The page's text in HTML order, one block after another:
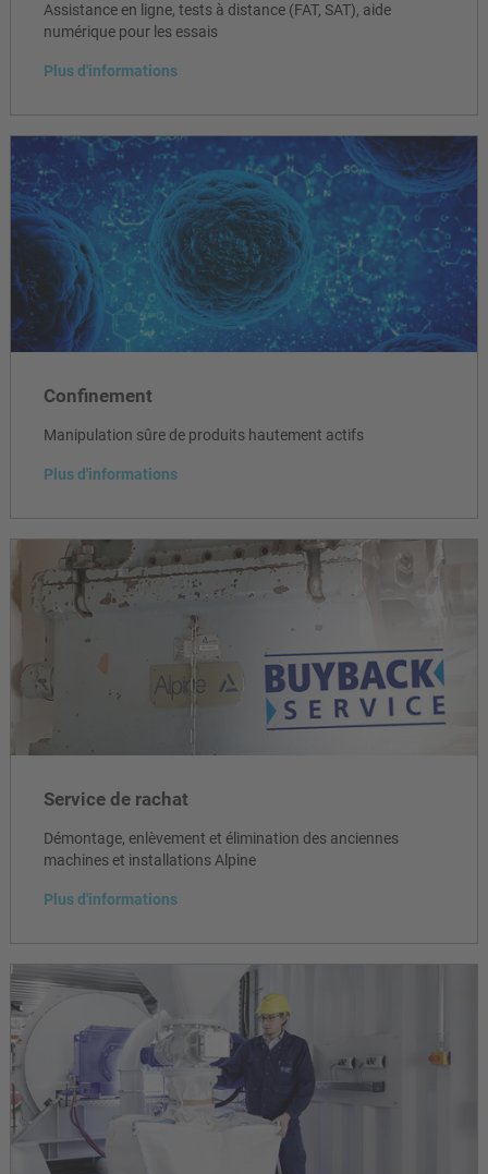
Assistance en ligne, tests à distance (FAT, SAT), aide
numérique pour les essais
Plus d'informations
Confinement
Manipulation sûre de produits hautement actifs
Plus d'informations
Service de rachat
Démontage, enlèvement et élimination des anciennes
machines et installations Alpine
Plus d'informations